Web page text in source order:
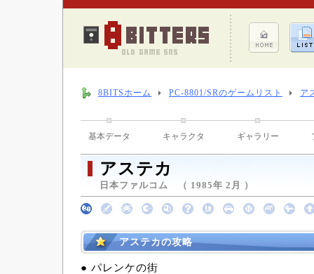
8BITSホーム PC-8801/SRのゲームリスト ア
基本データ キャラクタ ギャラリー
アステカ
日本ファルコム （ 1985年 2月 ）
アステカの攻略
● パレンケの街